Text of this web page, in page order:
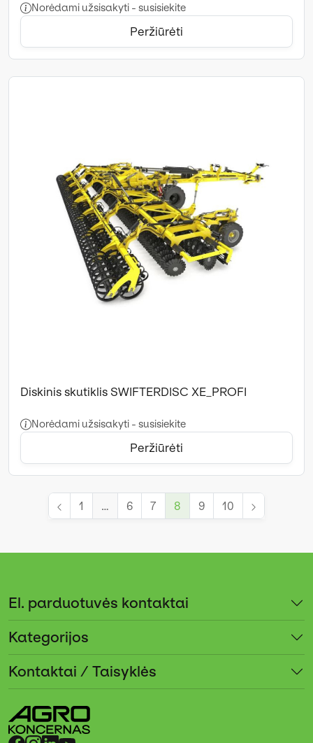
Norėdami užsisakyti - susisiekite
Peržiūrėti
Diskinis skutiklis SWIFTERDISC XE_PROFI
Norėdami užsisakyti - susisiekite
Peržiūrėti
1 … 6 7 8 9 10
El. parduotuvės kontaktai
Kategorijos
Kontaktai / Taisyklės